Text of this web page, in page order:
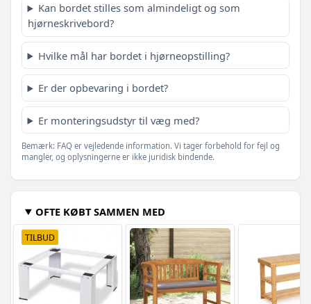
Kan bordet stilles som almindeligt og som
hjørneskrivebord?
Hvilke mål har bordet i hjørneopstilling?
Er der opbevaring i bordet?
Er monteringsudstyr til væg med?
Bemærk: FAQ er vejledende information. Vi tager forbehold for fejl og
mangler, og oplysningerne er ikke juridisk bindende.
OFTE KØBT SAMMEN MED
TILBUD